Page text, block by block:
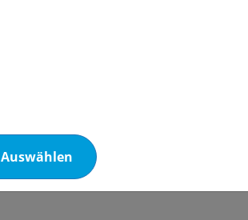
Auswählen
Das von Climalife entwickelte
Überprüfung des Säuregehalts von